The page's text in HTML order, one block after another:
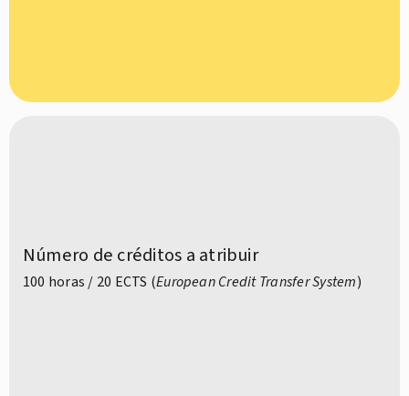
Número de créditos a atribuir
100 horas / 20 ECTS (European Credit Transfer System)